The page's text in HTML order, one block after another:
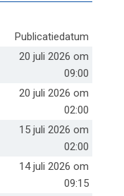
Publicatiedatum
20 juli 2026 om
09:00
20 juli 2026 om
02:00
15 juli 2026 om
02:00
14 juli 2026 om
09:15